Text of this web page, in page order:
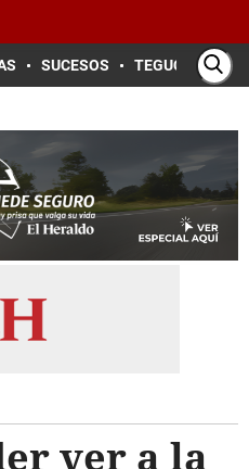
SUCESOS TEGUCIGALPA
ver a la